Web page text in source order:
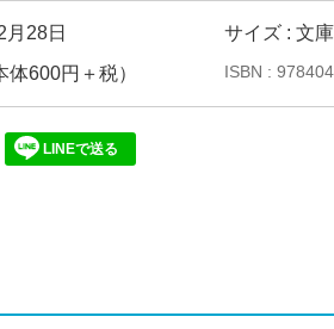
月28日
サイズ : 文庫
600円＋税）
ISBN :
LINEで送る